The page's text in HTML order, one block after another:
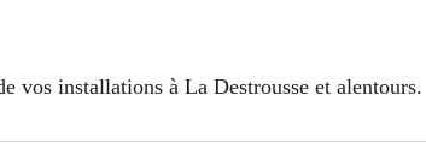
vos installations à La Destrousse et alentours.